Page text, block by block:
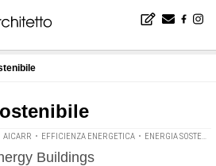
AICARR • EFFICIENZA ENERGETICA • ENERGIA SOSTENIBILE
Buildings